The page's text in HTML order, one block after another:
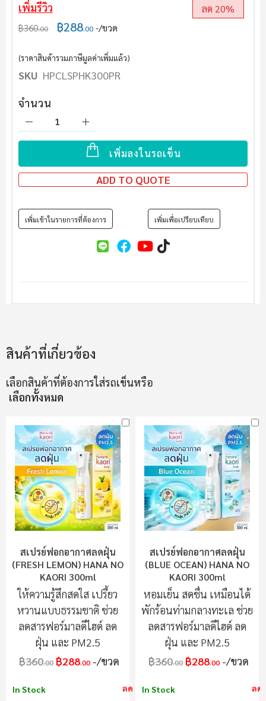
เพิ่มรีวิว
฿360.00 ฿288.00 /ขวด
ลด 20%
(ราคาสินค้ารวมภาษีมูลค่าเพิ่มแล้ว)
SKU HPCLSPHK300PR
จำนวน
เพิ่มลงในรถเข็น
ADD TO QUOTE
เพิ่มเข้าในรายการที่ต้องการ เพิ่มเพื่อเปรียบเทียบ
สินค้าที่เกี่ยวข้อง
เลือกสินค้าที่ต้องการใส่รถเข็นหรือ
เลือกทั้งหมด
สเปรย์ฟอกอากาศลดฝุ่น
(FRESH LEMON) HANA NO
KAORI 300ml
ให้ความรู้สึกสดใส เปรี้ยว
หวานแบบธรรมชาติ ช่วย
ลดสารฟอร์มาลดีไฮด์ ลด
ฝุ่น และ PM2.5
฿360.00 ฿288.00 /ขวด
In Stock ลด 20%
สเปรย์ฟอกอากาศลดฝุ่น
(BLUE OCEAN) HANA NO
KAORI 300ml
หอมเย็น สดชื่น เหมือนได้
พักร้อนท่ามกลางทะเล ช่วย
ลดสารฟอร์มาลดีไฮด์ ลด
ฝุ่น และ PM2.5
฿360.00 ฿288.00 /ขวด
In Stock ลด